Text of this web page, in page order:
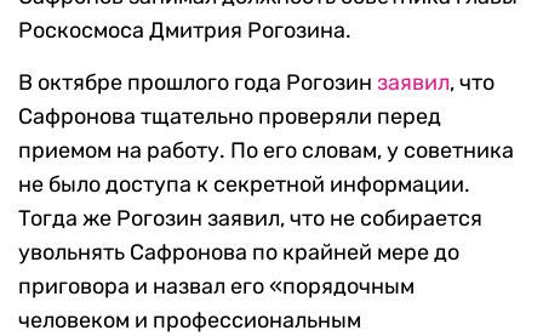
Роскосмоса Дмитрия Рогозина.
В октябре прошлого года Рогозин заявил, что
Сафронова тщательно проверяли перед
приемом на работу. По его словам, у советника
не было доступа к секретной информации.
Тогда же Рогозин заявил, что не собирается
увольнять Сафронова по крайней мере до
приговора и назвал его «порядочным
человеком и профессиональным